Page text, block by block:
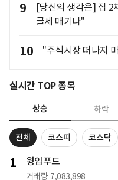
9
[당신의 생각은] 집 2
글세 매기나"
10 "주식시장 떠나지
실시간 TOP 종목
상승 하락
전체 코스피 코스닥
1 윙입푸드
거래량 7,083,898